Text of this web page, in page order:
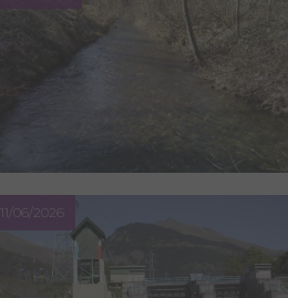
11/06/2026